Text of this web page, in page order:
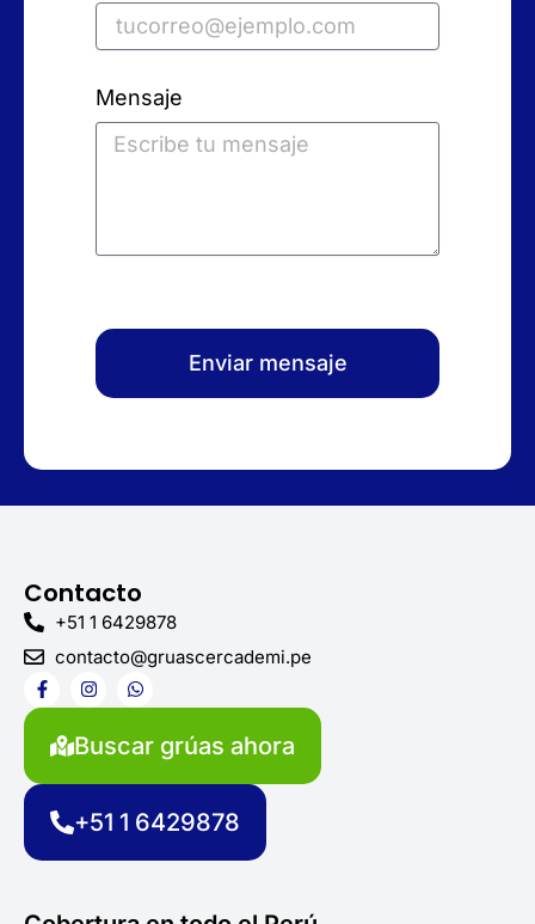
Mensaje
Enviar mensaje
Contacto
+51 1 6429878
contacto@gruascercademi.pe
F
a
c
b
o
I
n
s
t
a
r
m
W
h
a
s
p
Buscar grúas ahora
+51 1 6429878